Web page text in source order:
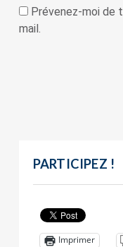
Prévenez-moi de
mail.
PARTICIPEZ !
Imprimer